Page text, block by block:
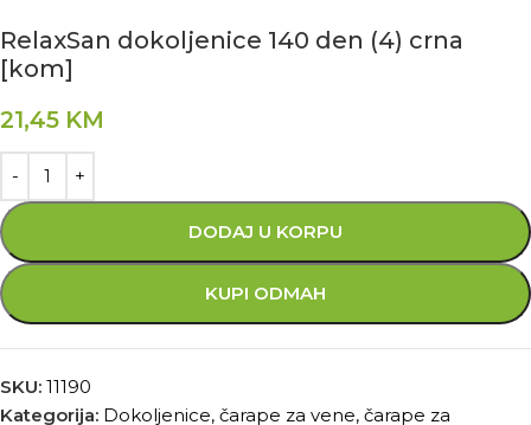
RelaxSan dokoljenice 140 den (4) crna
[kom]
21,45 KM
DODAJ U KORPU
KUPI ODMAH
SKU: 11190
Kategorija: Dokoljenice, čarape za vene, čarape za